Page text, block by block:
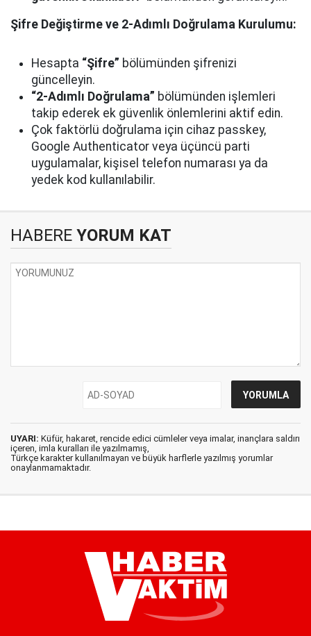
Şifre Değiştirme ve 2-Adımlı Doğrulama Kurulumu:
Hesapta “Şifre” bölümünden şifrenizi
güncelleyin.
“2-Adımlı Doğrulama” bölümünden işlemleri
takip ederek ek güvenlik önlemlerini aktif edin.
Çok faktörlü doğrulama için cihaz passkey,
Google Authenticator veya üçüncü parti
uygulamalar, kişisel telefon numarası ya da
yedek kod kullanılabilir.
HABERE YORUM KAT
UYARI: Küfür, hakaret, rencide edici cümleler veya imalar, inançlara saldırı
içeren, imla kuralları ile yazılmamış,
Türkçe karakter kullanılmayan ve büyük harflerle yazılmış yorumlar
onaylanmamaktadır.